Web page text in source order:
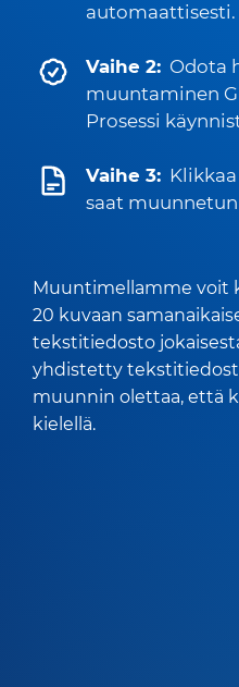
automaattisesti.
Vaihe 2: Odota
muuntaminen
Prosessi
Vaihe 3:
saat
Muuntimellamme voit
20 kuvaan
tekstitiedosto
yhdistetty
muunnin olettaa, että
kielellä.